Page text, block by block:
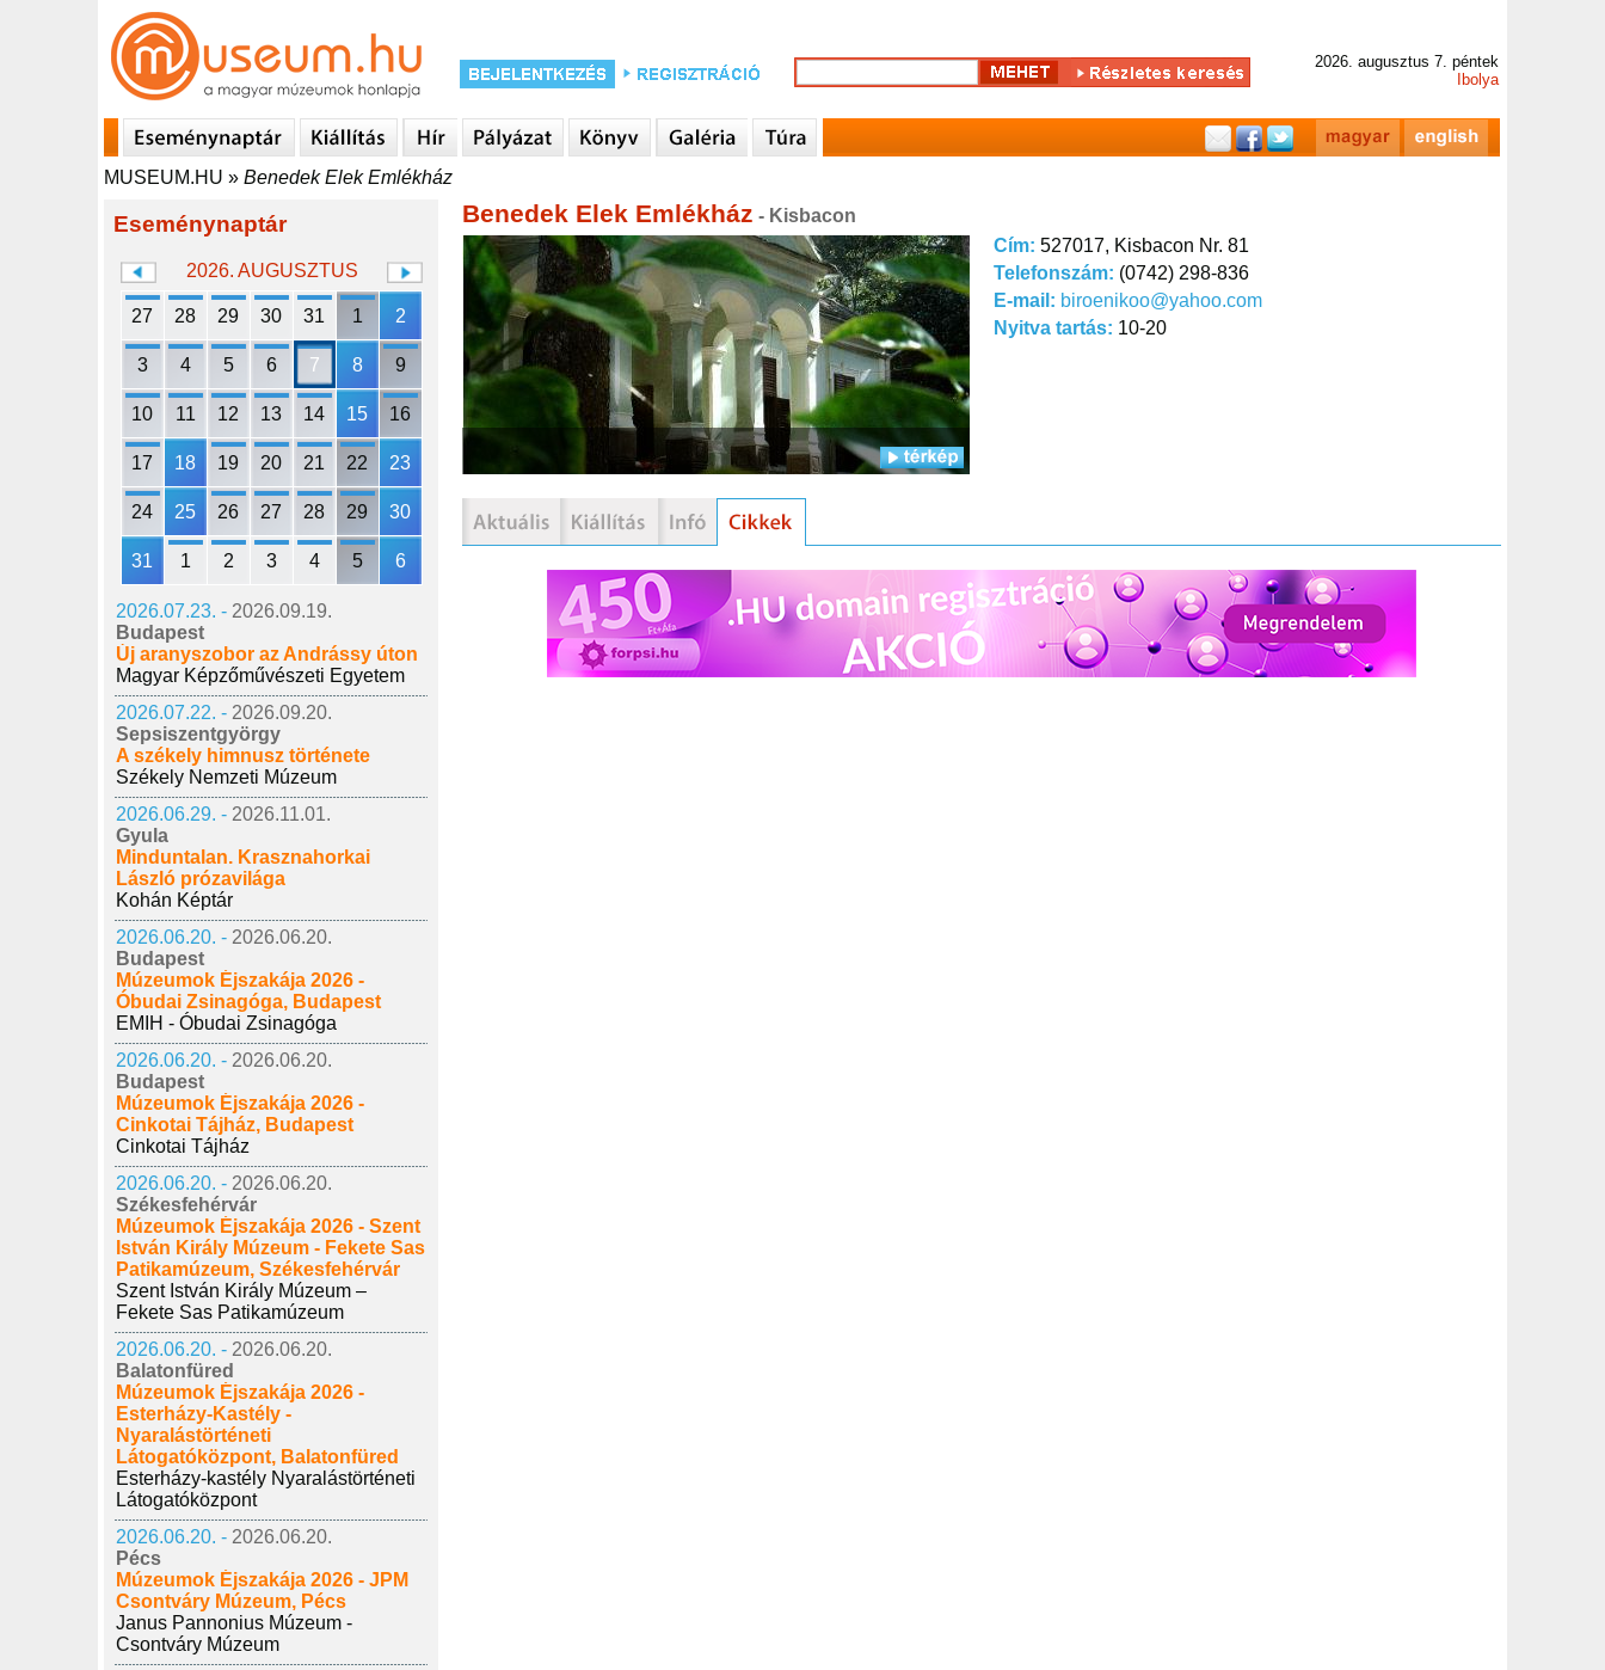
2026. augusztus 7. péntek
Ibolya
MUSEUM.HU » Benedek Elek Emlékház
Eseménynaptár
2026. AUGUSZTUS
27 28 29 30 31 1 2
3 4 5 6 7 8 9
10 11 12 13 14 15 16
17 18 19 20 21 22 23
24 25 26 27 28 29 30
31 1 2 3 4 5 6
2026.07.23. - 2026.09.19.
Budapest
Új aranyszobor az Andrássy úton
Magyar Képzőművészeti Egyetem
2026.07.22. - 2026.09.20.
Sepsiszentgyörgy
A székely himnusz története
Székely Nemzeti Múzeum
2026.06.29. - 2026.11.01.
Gyula
Minduntalan. Krasznahorkai
László prózavilága
Kohán Képtár
2026.06.20. - 2026.06.20.
Budapest
Múzeumok Éjszakája 2026 -
Óbudai Zsinagóga, Budapest
EMIH - Óbudai Zsinagóga
2026.06.20. - 2026.06.20.
Budapest
Múzeumok Éjszakája 2026 -
Cinkotai Tájház, Budapest
Cinkotai Tájház
2026.06.20. - 2026.06.20.
Székesfehérvár
Múzeumok Éjszakája 2026 - Szent
István Király Múzeum - Fekete Sas
Patikamúzeum, Székesfehérvár
Szent István Király Múzeum –
Fekete Sas Patikamúzeum
2026.06.20. - 2026.06.20.
Balatonfüred
Múzeumok Éjszakája 2026 -
Esterházy-Kastély -
Nyaralástörténeti
Látogatóközpont, Balatonfüred
Esterházy-kastély Nyaralástörténeti
Látogatóközpont
2026.06.20. - 2026.06.20.
Pécs
Múzeumok Éjszakája 2026 - JPM
Csontváry Múzeum, Pécs
Janus Pannonius Múzeum -
Csontváry Múzeum
Benedek Elek Emlékház - Kisbacon
Cím: 527017, Kisbacon Nr. 81
Telefonszám: (0742) 298-836
E-mail: biroenikoo@yahoo.com
Nyitva tartás: 10-20